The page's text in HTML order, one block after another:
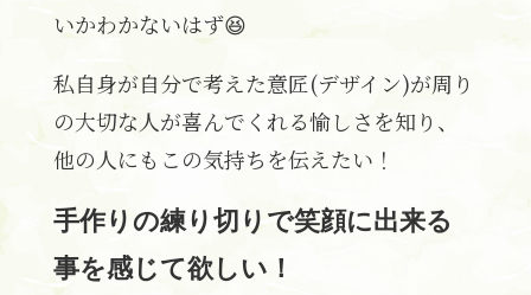
いかわかないはず😆
私自身が自分で考えた意匠(デザイン)が周り
の大切な人が喜んでくれる愉しさを知り、
他の人にもこの気持ちを伝えたい！
手作りの練り切りで笑顔に出来る
事を感じて欲しい！